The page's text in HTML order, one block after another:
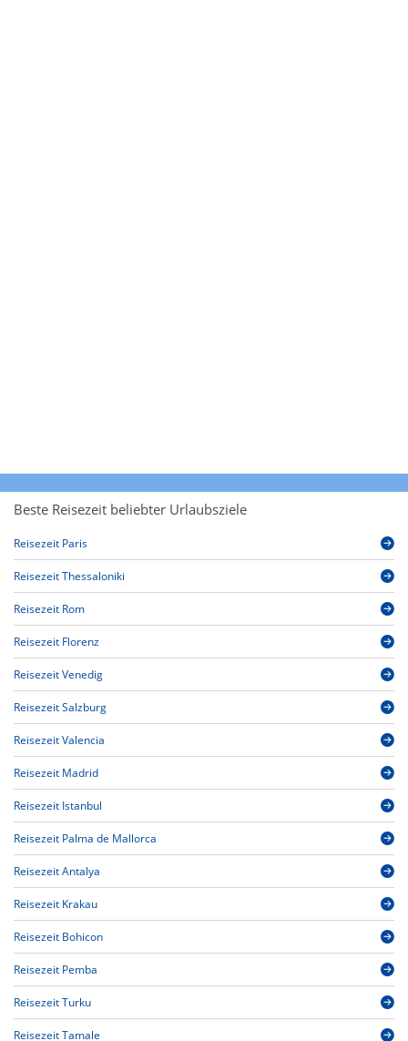
Beste Reisezeit beliebter Urlaubsziele
Reisezeit Paris
Reisezeit Thessaloniki
Reisezeit Rom
Reisezeit Florenz
Reisezeit Venedig
Reisezeit Salzburg
Reisezeit Valencia
Reisezeit Madrid
Reisezeit Istanbul
Reisezeit Palma de Mallorca
Reisezeit Antalya
Reisezeit Krakau
Reisezeit Bohicon
Reisezeit Pemba
Reisezeit Turku
Reisezeit Tamale